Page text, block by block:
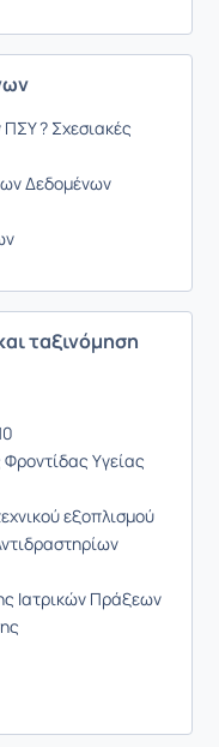
? Σχεσιακές
Δεδομένων
ταξινόμηση
Υγείας
εξοπλισμού
Ιατρικών Πράξεων